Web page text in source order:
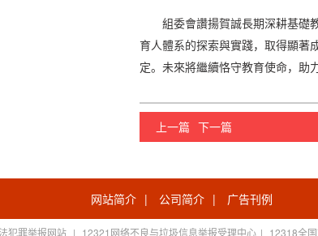
組委會讚揚賀誠長期深耕基礎
育人體系的探索與實踐，取得顯著
定。未來將繼續恪守教育使命，助
上一篇 下一篇
网站简介 | 公司简介 | 广告刊例
犯罪举报网站 | 12321网络不良与垃圾信息举报受理中心 | 12318全